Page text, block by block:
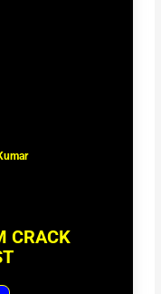
CRACK